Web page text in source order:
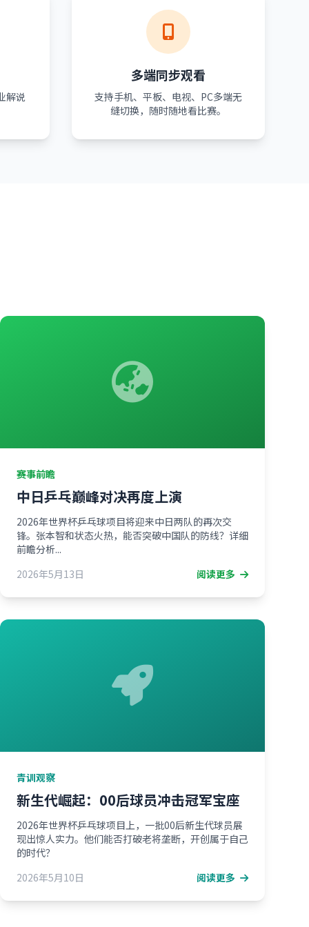
解说
多端同步观看
支持手机、平板、电视、PC多端无
缝切换，随时随地看比赛。
赛事前瞻
中日乒乓巅峰对决再度上演
2026年世界杯乒乓球项目将迎来中日两队的再次交
锋。张本智和状态火热，能否突破中国队的防线？详细
前瞻分析...
2026年5月13日
阅读更多
青训观察
新生代崛起：00后球员冲击冠军宝座
2026年世界杯乒乓球项目上，一批00后新生代球员展
现出惊人实力。他们能否打破老将垄断，开创属于自己
的时代？
2026年5月10日
阅读更多